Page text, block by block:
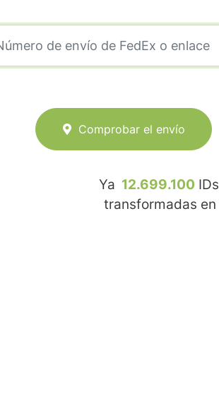
Comprobar el envío
Ya 12.699.100
transformadas en